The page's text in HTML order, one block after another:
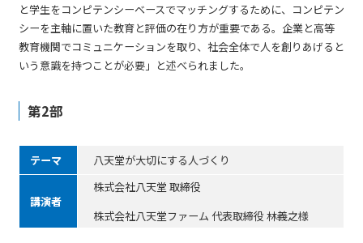
と学生をコンピテンシーベースでマッチングするために、コンピテン
シーを主軸に置いた教育と評価の在り方が重要である。企業と高等
教育機関でコミュニケーションを取り、社会全体で人を創りあげると
いう意識を持つことが必要」と述べられました。
第2部
テーマ 八天堂が大切にする人づくり
講演者
株式会社八天堂 取締役
株式会社八天堂ファーム 代表取締役 林義之様